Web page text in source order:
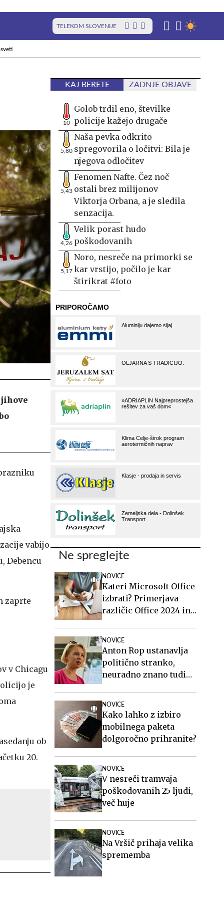
TELEKOM SLOVENIJE
vabijo
Debencu
zaprte
v Chicagu
je
ob
20.
KAJ BERETE ZADNJE OBJAVE
10
Golob trdil eno, številke
policije kažejo drugače
5,80
Naša pevka odkrito
spregovorila o ločitvi: Bila je
njegova odločitev
5,43
Fenomen Nafte. Čez noč
ostali brez milijonov
Viktorja Orbana, a je sledila
senzacija.
4,26
Velik porast hudo
poškodovanih
5,17
Noro, nesreče na primorki se
kar vrstijo, počilo je kar
štirikrat #foto
Ne spreglejte
NOVICE
Kateri Microsoft Office
izbrati? Primerjava
različic Office 2024 in
NOVICE
Anton Rop ustanavlja
politično stranko,
neuradno znano tudi
NOVICE
Kako lahko z izbiro
mobilnega paketa
dolgoročno prihranite?
NOVICE
V nesreči tramvaja
poškodovanih 25 ljudi,
več huje
NOVICE
Na Vršič prihaja velika
sprememba